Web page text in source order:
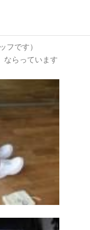
フです）
らっています